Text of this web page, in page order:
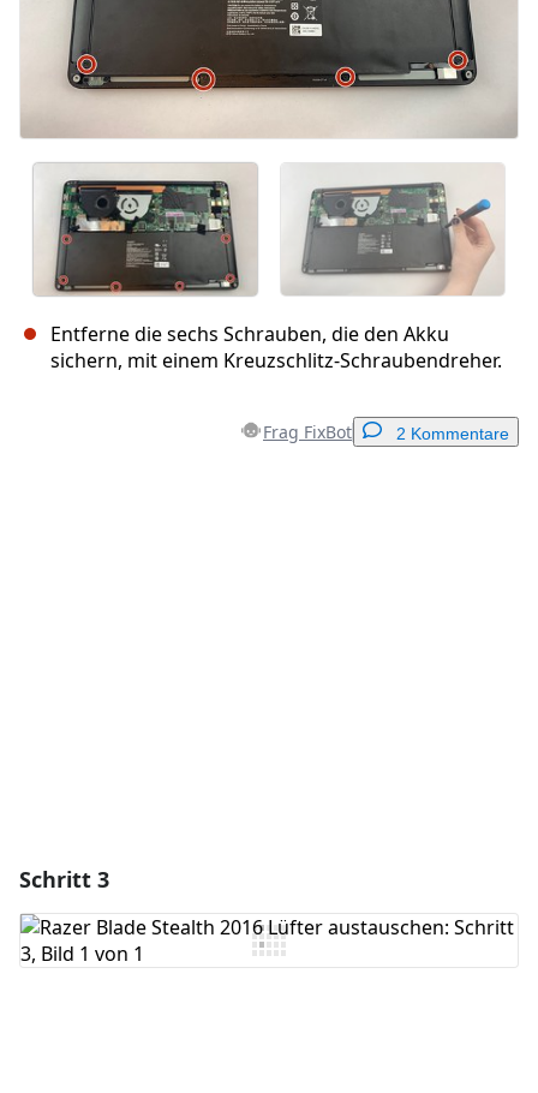
Entferne die sechs Schrauben, die den Akku
sichern, mit einem Kreuzschlitz-Schraubendreher.
Frag FixBot 2 Kommentare
Schritt 3